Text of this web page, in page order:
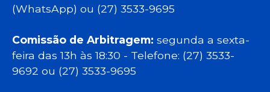
(WhatsApp) ou (27) 3533-9695
Comissão de Arbitragem: segunda a sexta-
feira das 13h às 18:30 - Telefone: (27) 3533-
9692 ou (27) 3533-9695